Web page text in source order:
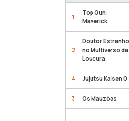
1
Top Gun:
Maverick
2
Doutor Estranho
no Multiverso da
Loucura
4 Jujutsu Kaisen 0
3 Os Mauzões